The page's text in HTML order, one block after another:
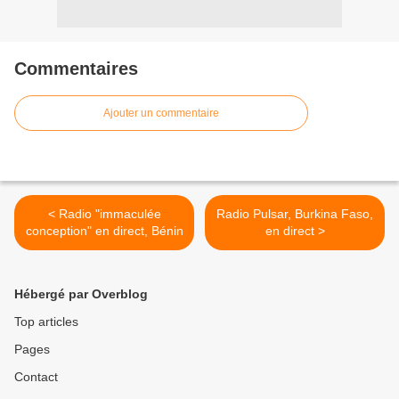
Commentaires
Ajouter un commentaire
< Radio "immaculée
conception" en direct, Bénin
Radio Pulsar, Burkina Faso,
en direct >
Hébergé par Overblog
Top articles
Pages
Contact